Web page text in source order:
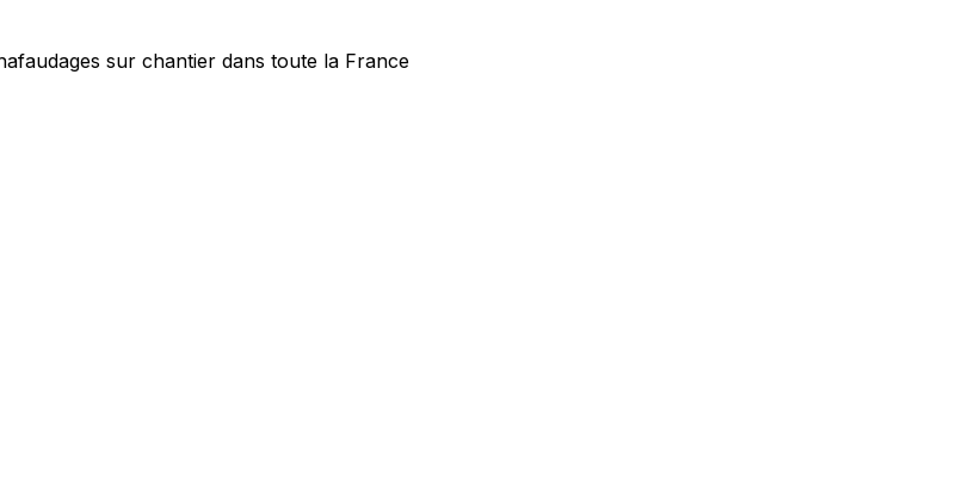
sur chantier dans toute la France